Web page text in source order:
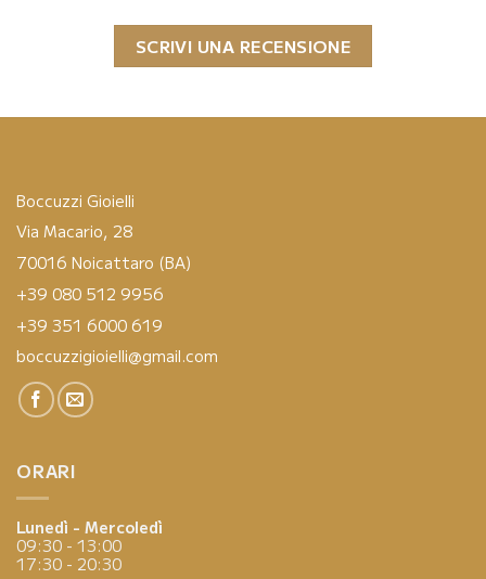
SCRIVI UNA RECENSIONE
Boccuzzi Gioielli
Via Macario, 28
70016 Noicattaro (BA)
+39 080 512 9956
+39 351 6000 619
boccuzzigioielli@gmail.com
ORARI
Lunedì - Mercoledì
09:30 - 13:00
17:30 - 20:30